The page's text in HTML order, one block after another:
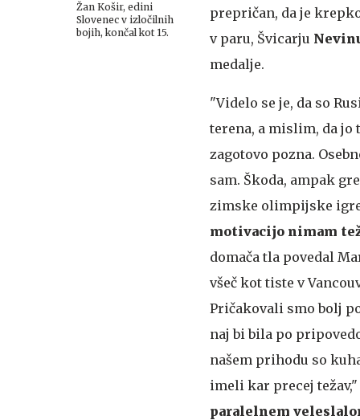
Žan Košir, edini
Slovenec v izločilnih
bojih, končal kot 15.
prepričan, da je
v paru, Švicarju
medalje.
"Videlo se je, da so
terena, a mislim, da
zagotovo pozna.
sam. Škoda, ampak
zimske olimpijske igre
motivacijo nimam
domača tla povedal
všeč kot tiste v
Pričakovali smo bolj
naj bi bila po
našem prihodu so
imeli kar precej
paralelnem